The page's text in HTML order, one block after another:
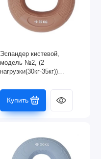
Эспандер кистевой,
модель №2, (2
нагрузки(30кг-35кг))
Купить